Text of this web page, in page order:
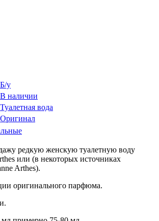
Б/у
В наличии
Туалетная вода
Оригинал
редкую женскую туалетную воду
или (в некоторых источниках
Arthes).
оригинального парфюма.